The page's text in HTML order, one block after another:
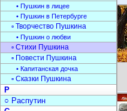
• Пушкин в лицее
• Пушкин в Петербурге
▫ Творчество Пушкина
• Пушкин о любви
▫ Стихи Пушкина
▫ Повести Пушкина
• Капитанская дочка
▫ Сказки Пушкина
Р
○ Распутин